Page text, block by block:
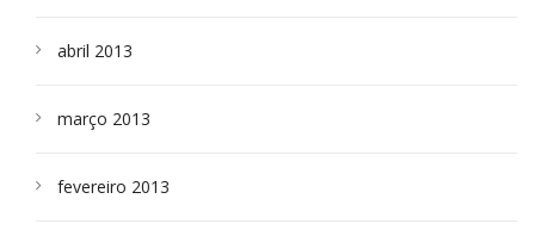
abril 2013
março 2013
fevereiro 2013